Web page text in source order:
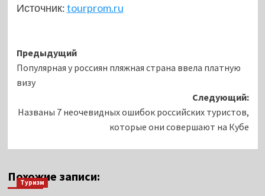
Источник:tourprom.ru
Навигация
записи
Предыдущий
Популярная у россиян пляжная страна ввела платную
визу
Следующий:
Названы 7 неочевидных ошибок российских туристов,
которые они совершают на Кубе
Похожие записи:
Туризм